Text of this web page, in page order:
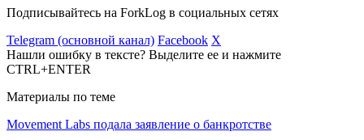
Подписывайтесь на ForkLog в социальных сетях
Telegram (основной канал) Facebook X
Нашли ошибку в тексте? Выделите ее и нажмите
CTRL+ENTER
Материалы по теме
Movement Labs подала заявление о банкротстве